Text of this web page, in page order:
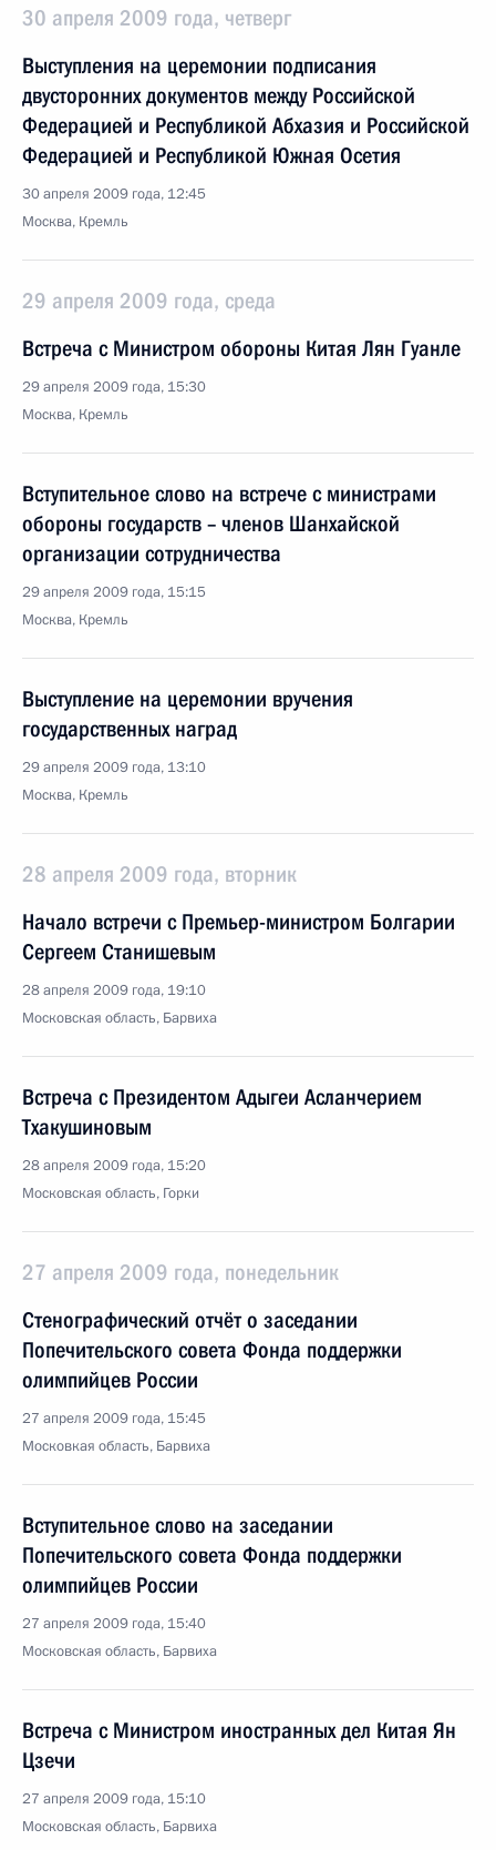
30 апреля 2009 года, четверг
Выступления на церемонии подписания
двусторонних документов между Российской
Федерацией и Республикой Абхазия и Российской
Федерацией и Республикой Южная Осетия
30 апреля 2009 года, 12:45
Москва, Кремль
29 апреля 2009 года, среда
Встреча с Министром обороны Китая Лян Гуанле
29 апреля 2009 года, 15:30
Москва, Кремль
Вступительное слово на встрече с министрами
обороны государств – членов Шанхайской
организации сотрудничества
29 апреля 2009 года, 15:15
Москва, Кремль
Выступление на церемонии вручения
государственных наград
29 апреля 2009 года, 13:10
Москва, Кремль
28 апреля 2009 года, вторник
Начало встречи с Премьер-министром Болгарии
Сергеем Станишевым
28 апреля 2009 года, 19:10
Московская область, Барвиха
Встреча с Президентом Адыгеи Асланчерием
Тхакушиновым
28 апреля 2009 года, 15:20
Московская область, Горки
27 апреля 2009 года, понедельник
Стенографический отчёт о заседании
Попечительского совета Фонда поддержки
олимпийцев России
27 апреля 2009 года, 15:45
Московкая область, Барвиха
Вступительное слово на заседании
Попечительского совета Фонда поддержки
олимпийцев России
27 апреля 2009 года, 15:40
Московская область, Барвиха
Встреча с Министром иностранных дел Китая Ян
Цзечи
27 апреля 2009 года, 15:10
Московская область, Барвиха